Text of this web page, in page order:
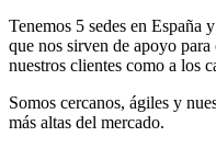
Tenemos 5 sedes en España
que nos sirven de apoyo
nuestros clientes como a los
Somos cercanos, ágiles y
más altas del mercado.